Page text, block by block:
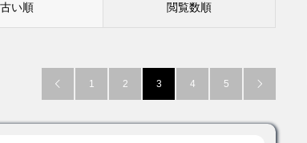
古い順 閲覧数順
 1 2 3 4 5 